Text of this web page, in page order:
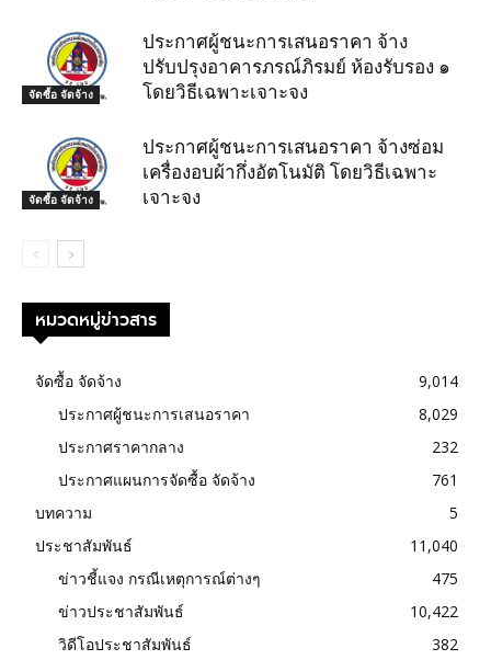
จัดซื้อ จัดจ้าง
ประกาศผู้ชนะการเสนอราคา จ้าง
ปรับปรุงอาคารภรณ์ภิรมย์ ห้องรับรอง ๑
โดยวิธีเฉพาะเจาะจง
จัดซื้อ จัดจ้าง
ประกาศผู้ชนะการเสนอราคา จ้างซ่อม
เครื่องอบผ้ากึ่งอัตโนมัติ โดยวิธีเฉพาะ
เจาะจง
หมวดหมู่ข่าวสาร
จัดซื้อ จัดจ้าง
9,014
ประกาศผู้ชนะการเสนอราคา
8,029
ประกาศราคากลาง
232
ประกาศแผนการจัดซื้อ จัดจ้าง
761
บทความ
5
ประชาสัมพันธ์
11,040
ข่าวชี้แจง กรณีเหตุการณ์ต่างๆ
475
ข่าวประชาสัมพันธ์
10,422
วิดีโอประชาสัมพันธ์
382